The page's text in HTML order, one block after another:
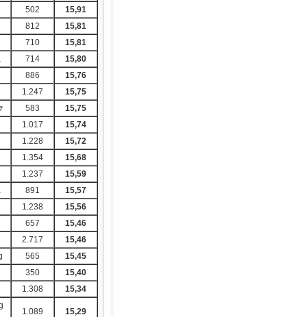
502
15,91
812
15,81
710
15,81
714
15,80
886
15,76
1.247
15,75
583
15,75
1.017
15,74
1.228
15,72
1.354
15,68
1.237
15,59
891
15,57
1.238
15,56
657
15,46
2.717
15,46
565
15,45
350
15,40
1.308
15,34
1.089 15,29